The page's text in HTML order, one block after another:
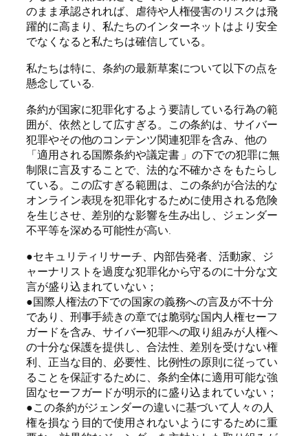
のまま承認されれば、虐待や人権侵害のリスクは飛
躍的に高まり、私たちのインターネットはより安全
でなくなると私たちは確信している。
私たちは特に、条約の最新草案について以下の点を
懸念している.
条約が国家に犯罪化するよう要請している行為の範
囲が、依然として広すぎる。この条約は、サイバー
犯罪やその他のコンテンツ関連犯罪を含み、他の
「適用される国際条約や議定書 」の下での犯罪に無
制限に言及することで、法的な不確かさをもたらし
ている。この広すぎる範囲は、この条約が合法的な
オンライン表現を犯罪化するために使用される危険
を生じさせ、差別的な影響を生み出し、ジェンダー
不平等を深める可能性が高い.
●セキュリティリサーチ、内部告発者、活動家、ジ
ャーナリストを過度な犯罪化から守るのに十分な文
言が盛り込まれていない；
●国際人権法の下での国家の義務への言及が不十分
であり、刑事手続きの章では脆弱な国内人権セーフ
ガードを含み、サイバー犯罪への取り組みが人権へ
の十分な保護を提供し、合法性、差別を受けない権
利、正当な目的、必要性、比例性の原則に従ってい
ることを保証するために、条約全体に適用可能な強
固なセーフガードが明示的に盛り込まれていない；
●この条約がジェンダーの違いに基づいて人々の人
権を損なう目的で使用されないようにするために重